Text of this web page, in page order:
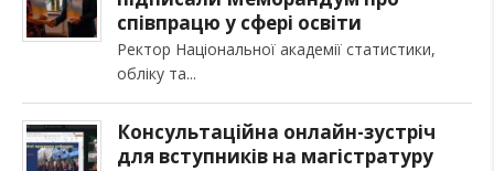
співпрацю у сфері освіти
Ректор Національної академії статистики,
обліку та
Консультаційна онлайн-зустріч
для вступників на магістратуру